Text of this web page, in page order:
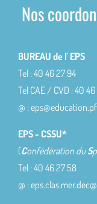
Nos
BUREAU de l' EPS
Tel : 40 46 27 94
Tel CAE / CVD : 40
@ : eps@education.pf
EPS - CSSU*
(Confédération duS
Tel : 40 46 27 58
@ :